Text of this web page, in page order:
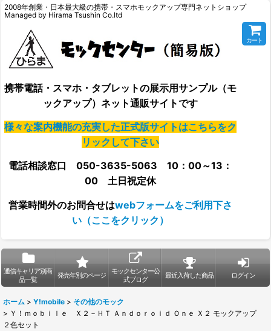
2008年創業・日本最大級の携帯・スマホモックアップ専門ネットショップ
Managed by Hirama Tsushin Co.ltd
携帯電話・スマホ・タブレットの展示用サンプル（モ
ックアップ）ネット通販サイトです
様々な案内機能の充実した正式版サイトはこちらをク
リックして下さい
電話相談窓口 050-3635-5063 10：00～13：
00 土日祝定休
営業時間外のお問合せはwebフォームをご利用下さ
い（ここをクリック）
カート
通信キャリア別商
品一覧
発売年別のページ
モックセンター公
式ブログ
最近入荷した商品 ログイン
ホーム > Y!mobile > その他のモック
> Ｙ！ｍｏｂｉｌｅ Ｘ２－ＨＴ Ａｎｄｏｒｏｉｄ Ｏｎｅ Ｘ２ モックアップ
２色セット